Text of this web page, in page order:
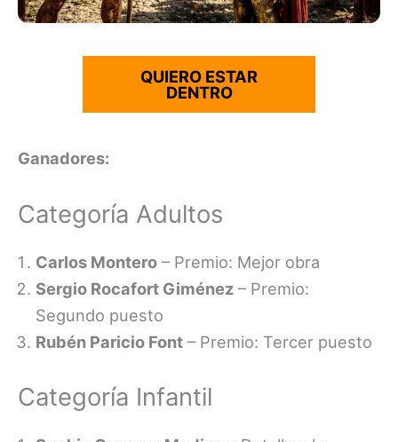
QUIERO ESTAR
DENTRO
Ganadores:
Categoría Adultos
Carlos Montero – Premio: Mejor obra
Sergio Rocafort Giménez – Premio:
Segundo puesto
Rubén Paricio Font – Premio: Tercer puesto
Categoría Infantil